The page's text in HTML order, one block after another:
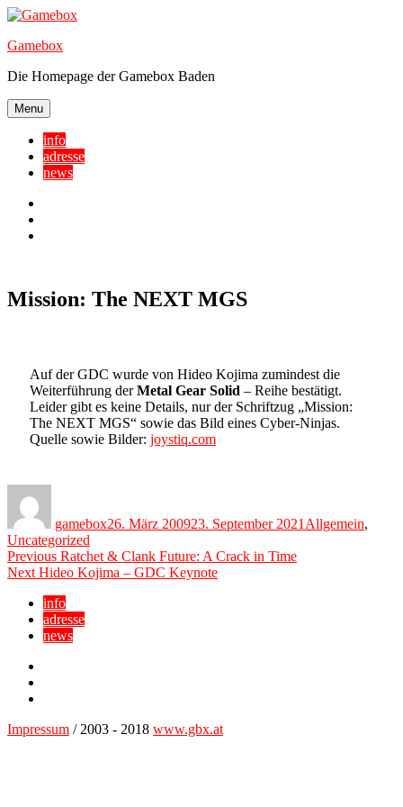
Skip
content
Gamebox
Die Homepage der Gamebox Baden
Menu
info
adresse
news
Mission: The NEXT MGS
Auf der GDC wurde von Hideo Kojima zumindest die
Weiterführung derMetal Gear Solid – Reihe bestätigt.
Leider gibt es keine Details, nur der Schriftzug „Mission:
The NEXT MGS“ sowie das Bild eines Cyber-Ninjas.
Quelle sowie Bilder: joystiq.com
gamebox26. März 200923. September 2021 Allgemein,
Uncategorized
Beitragsnavigation
Previous Previous
post:
Ratchet & Clank Future: A Crack in Time
Next Next
Hideo Kojima – GDC Keynote
info
adresse
news
Impressum / 2003 - 2018 www.gbx.at